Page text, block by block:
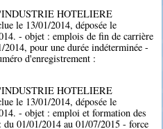
HOTELIERE
le 13/01/2014, déposée le
- objet : emplois de fin de carrière
pour une durée indéterminée -
d'enregistrement :
HOTELIERE
le 13/01/2014, déposée le
- objet : emploi et formation des
01/01/2014 au 01/07/2015 - force